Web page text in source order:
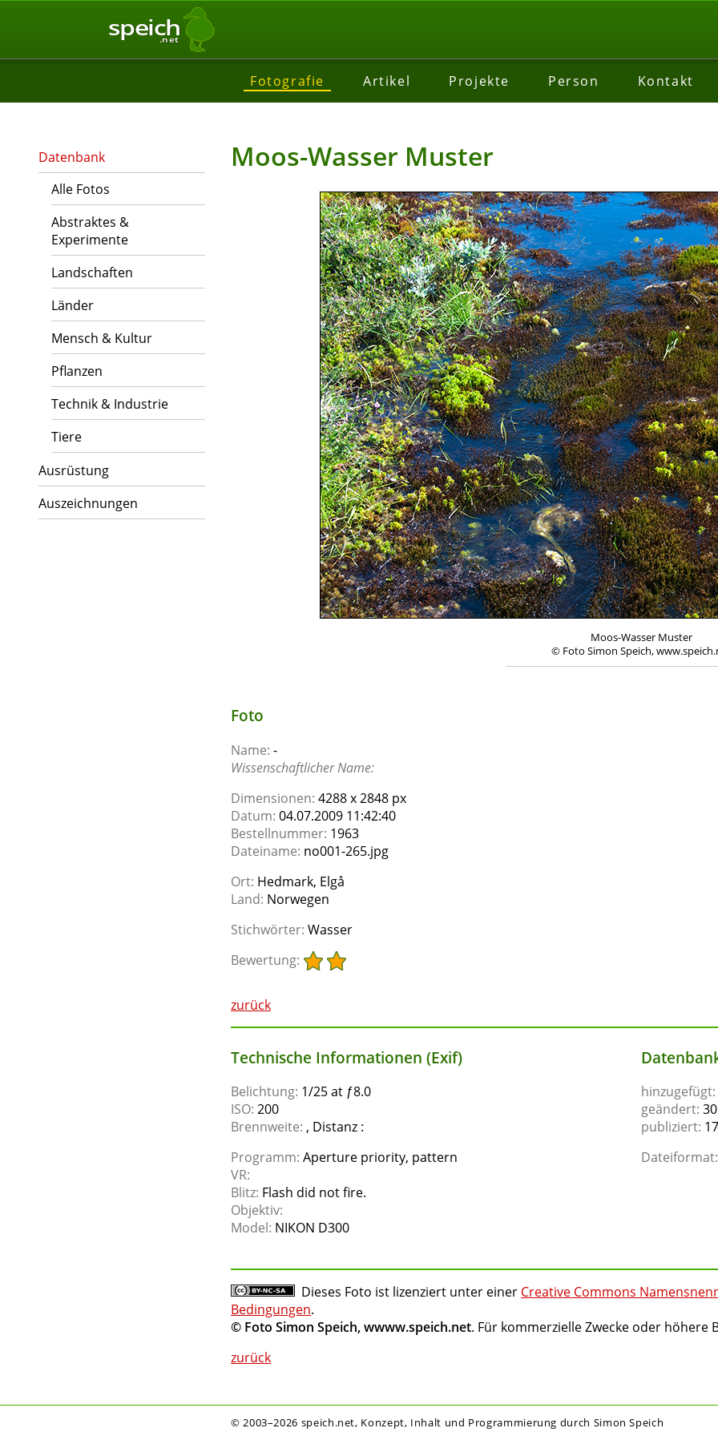
speich
.net
Fotografie Artikel Projekte Person Kontakt
Datenbank
Alle Fotos
Abstraktes &
Experimente
Landschaften
Länder
Mensch & Kultur
Pflanzen
Technik & Industrie
Tiere
Ausrüstung
Auszeichnungen
Moos-Wasser Muster
Moos-Wasser Muster
© Foto Simon Speich,
Foto
Name: -
Wissenschaftlicher Name:
Dimensionen: 4288 x 2848 px
Datum: 04.07.2009 11:42:40
Bestellnummer: 1963
Dateiname: no001-265.jpg
Ort: Hedmark, Elgå
Land: Norwegen
Stichwörter: Wasser
Bewertung:
zurück
Technische Informationen (Exif)
Belichtung: 1/25 at ƒ8.0
ISO: 200
Brennweite: , Distanz :
Programm: Aperture priority, pattern
VR:
Blitz: Flash did not fire.
Objektiv:
Model: NIKON D300
hinzugefügt:
geändert:
publiziert:
Dateiformat:
Dieses Foto ist lizenziert unter einer Creative Commons
Bedingungen.
© Foto Simon Speich, wwww.speich.net. Für kommerzielle Zwecke oder höhere
zurück
© 2003–2026 speich.net, Konzept, Inhalt und Programmierung durch Simon Speich